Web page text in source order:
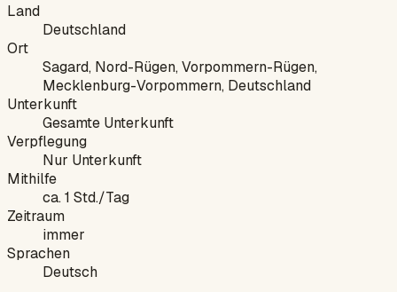
Land
Deutschland
Ort
Sagard, Nord-Rügen, Vorpommern-Rügen,
Mecklenburg-Vorpommern, Deutschland
Unterkunft
Gesamte Unterkunft
Verpflegung
Nur Unterkunft
Mithilfe
ca. 1 Std./Tag
Zeitraum
immer
Sprachen
Deutsch